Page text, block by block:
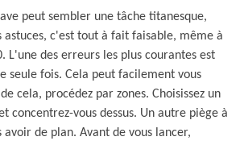
peut sembler une tâche titanesque,
astuces, c'est tout à fait faisable, même à
L'une des erreurs les plus courantes est
seule fois. Cela peut facilement vous
cela, procédez par zones. Choisissez un
concentrez-vous dessus. Un autre piège à
avoir de plan. Avant de vous lancer,